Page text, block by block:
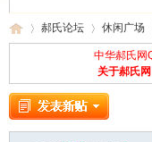
中 »
郝氏论坛
›
休闲广场
中华郝氏网
关于郝氏网